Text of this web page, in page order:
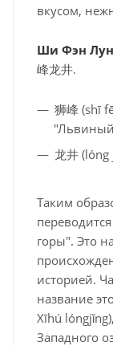
вкусом,
Ши Фэн
峰龙井.
狮峰 (shī
龙井
Таким
горы". Это
историей.
название
Xīhú
Западного